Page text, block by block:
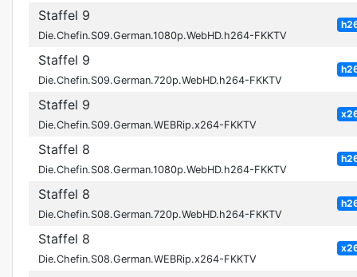
Staffel 9
Die.Chefin.S09.German.1080p.WebHD.h264-FKKTV
Staffel 9
Die.Chefin.S09.German.720p.WebHD.h264-FKKTV
Staffel 9
Die.Chefin.S09.German.WEBRip.x264-FKKTV
Staffel 8
Die.Chefin.S08.German.1080p.WebHD.h264-FKKTV
Staffel 8
Die.Chefin.S08.German.720p.WebHD.h264-FKKTV
Staffel 8
Die.Chefin.S08.German.WEBRip.x264-FKKTV